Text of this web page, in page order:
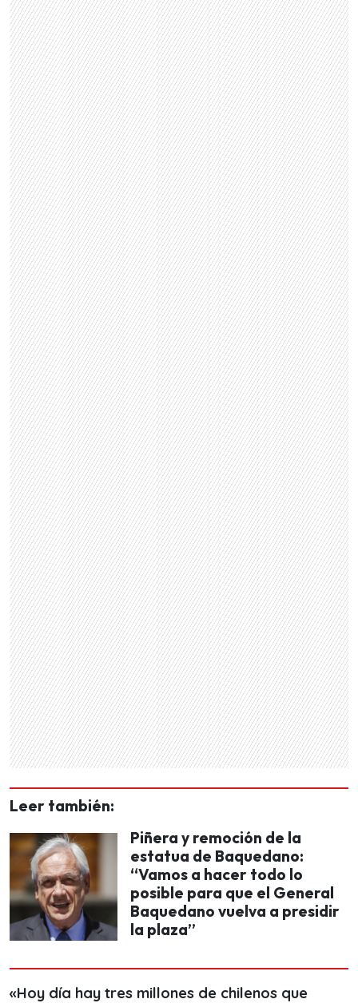
Leer también:
Piñera y remoción de la
estatua de Baquedano:
“Vamos a hacer todo lo
posible para que el General
Baquedano vuelva a presidir
la plaza”
«Hoy día hay tres millones de chilenos que